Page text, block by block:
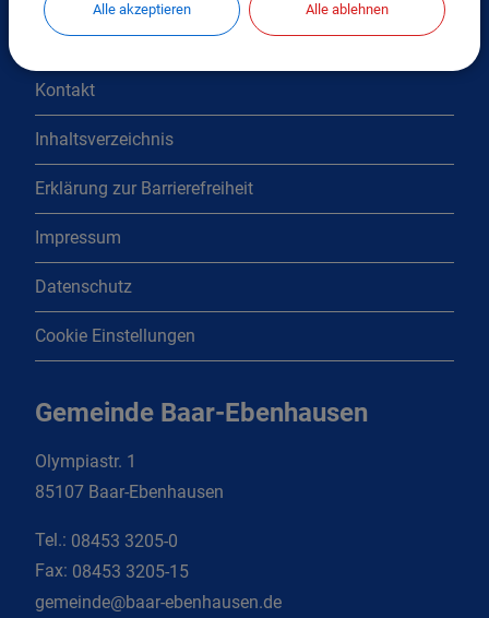
Interessante Links
Kontakt
Inhaltsverzeichnis
Erklärung zur Barrierefreiheit
Impressum
Datenschutz
Cookie Einstellungen
Gemeinde Baar-Ebenhausen
Olympiastr. 1
85107 Baar-Ebenhausen
Tel.: 08453 3205-0
Fax: 08453 3205-15
gemeinde@baar-ebenhausen.de
Alle akzeptieren Alle ablehnen